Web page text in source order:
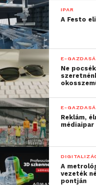
EU-n kívülről
a legnagyobb
NAV
ellenőrzést
tekintettel
történt meg
“Fontos
a fenti
csak
bármilyen
IPAR
A Festo
E-
Ne
E-
Reklám,
A
vezeték
pontján